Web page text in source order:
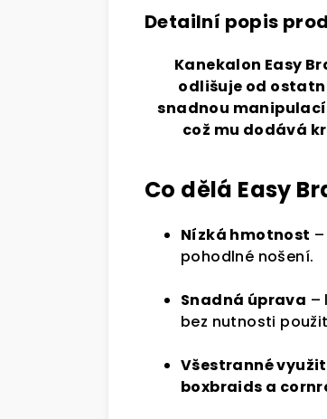
Detailní popis
Kanekalon Easy
odlišuje od
snadnou
což mu dodává
Co dělá Easy
Nízká hmotnost
pohodlné nošení.
Snadná úprava –
bez nutnosti
Všestranné
boxbraids a